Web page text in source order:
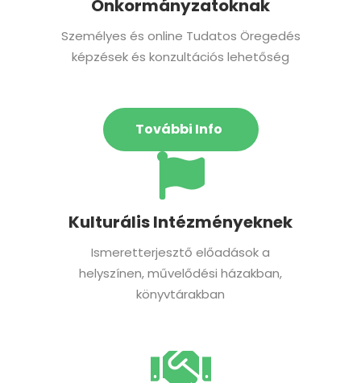
Önkormányzatoknak
Személyes és online Tudatos Öregedés
képzések és konzultációs lehetőség
További Info
Kulturális Intézményeknek
Ismeretterjesztő előadások a
helyszínen, művelődési házakban,
könyvtárakban